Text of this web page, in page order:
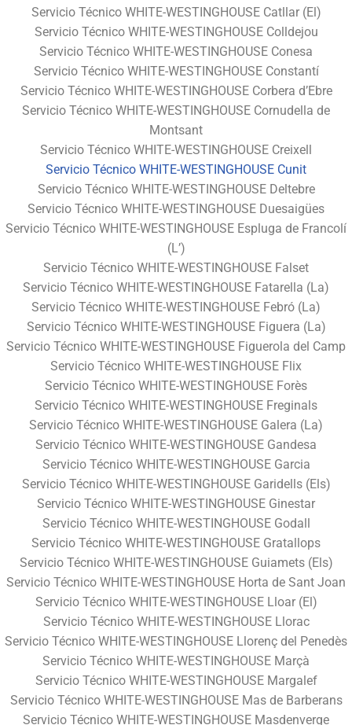
Servicio Técnico WHITE-WESTINGHOUSE Catllar (El)
Servicio Técnico WHITE-WESTINGHOUSE Colldejou
Servicio Técnico WHITE-WESTINGHOUSE Conesa
Servicio Técnico WHITE-WESTINGHOUSE Constantí
Servicio Técnico WHITE-WESTINGHOUSE Corbera d’Ebre
Servicio Técnico WHITE-WESTINGHOUSE Cornudella de
Montsant
Servicio Técnico WHITE-WESTINGHOUSE Creixell
Servicio Técnico WHITE-WESTINGHOUSE Cunit
Servicio Técnico WHITE-WESTINGHOUSE Deltebre
Servicio Técnico WHITE-WESTINGHOUSE Duesaigües
Servicio Técnico WHITE-WESTINGHOUSE Espluga de Francolí
(L’)
Servicio Técnico WHITE-WESTINGHOUSE Falset
Servicio Técnico WHITE-WESTINGHOUSE Fatarella (La)
Servicio Técnico WHITE-WESTINGHOUSE Febró (La)
Servicio Técnico WHITE-WESTINGHOUSE Figuera (La)
Servicio Técnico WHITE-WESTINGHOUSE Figuerola del Camp
Servicio Técnico WHITE-WESTINGHOUSE Flix
Servicio Técnico WHITE-WESTINGHOUSE Forès
Servicio Técnico WHITE-WESTINGHOUSE Freginals
Servicio Técnico WHITE-WESTINGHOUSE Galera (La)
Servicio Técnico WHITE-WESTINGHOUSE Gandesa
Servicio Técnico WHITE-WESTINGHOUSE Garcia
Servicio Técnico WHITE-WESTINGHOUSE Garidells (Els)
Servicio Técnico WHITE-WESTINGHOUSE Ginestar
Servicio Técnico WHITE-WESTINGHOUSE Godall
Servicio Técnico WHITE-WESTINGHOUSE Gratallops
Servicio Técnico WHITE-WESTINGHOUSE Guiamets (Els)
Servicio Técnico WHITE-WESTINGHOUSE Horta de Sant Joan
Servicio Técnico WHITE-WESTINGHOUSE Lloar (El)
Servicio Técnico WHITE-WESTINGHOUSE Llorac
Servicio Técnico WHITE-WESTINGHOUSE Llorenç del Penedès
Servicio Técnico WHITE-WESTINGHOUSE Marçà
Servicio Técnico WHITE-WESTINGHOUSE Margalef
Servicio Técnico WHITE-WESTINGHOUSE Mas de Barberans
Servicio Técnico WHITE-WESTINGHOUSE Masdenverge